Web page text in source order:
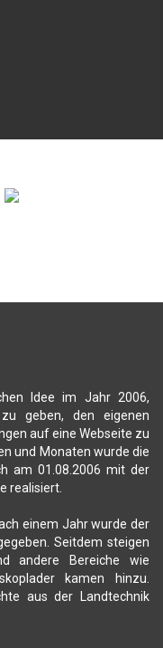
Idee im Jahr 2006,
geben, den eigenen
auf eine Webseite zu
und Monaten wurde die
am 01.08.2006 mit der
realisiert.
einem Jahr wurde der
Seitdem steigen
andere Bereiche wie
kamen hinzu.
aus der Landtechnik